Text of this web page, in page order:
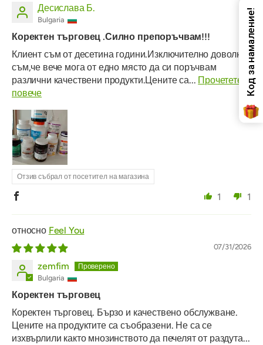
Десислава Б.
Bulgaria
Коректен търговец .Силно препоръчвам!!!
Клиент съм от десетина години.Изключително доволна
съм,че вече мога от едно място да си поръчвам
различни качествени продукти.Цените са... Прочетете
повече
Отзив събрал от посетител на магазина
1 1
Feel You
07/31/2026
zemfim
Bulgaria
Коректен търговец
Коректен търговец. Бързо и качествено обслужване.
Цените на продуктите са съобразени. Не са се
изхвърлили както мнозинството да печелят от раздута...
Код за намаление!